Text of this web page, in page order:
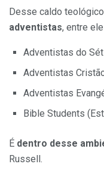
Desse caldo
adventistas, entre
Adventistas do
Adventistas
Adventistas
Bible Students
É dentro desse
Russell.